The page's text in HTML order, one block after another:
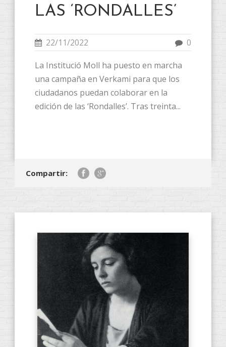
LAS ‘RONDALLES’
22/11/2022 0
La Institució Moll ha puesto en marcha
una campaña en Verkami para que los
ciudadanos puedan colaborar en la
edición de las ‘Rondalles’. Tras treinta...
Compartir: